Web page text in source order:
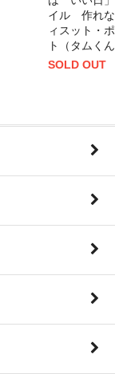
イル 作れ
ィスット・
ト（タムく
SOLD OUT